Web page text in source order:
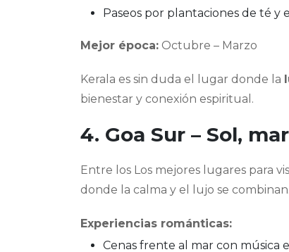
Paseos por plantaciones de té y
Mejor época: Octubre – Marzo
Kerala es sin duda el lugar donde la
bienestar y conexión espiritual.
4. Goa Sur – Sol,
Entre los Los mejores lugares para
donde la calma y el lujo se combinan.
Experiencias románticas:
Cenas frente al mar con música